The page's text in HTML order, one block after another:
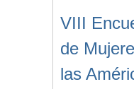
VIII
de
las